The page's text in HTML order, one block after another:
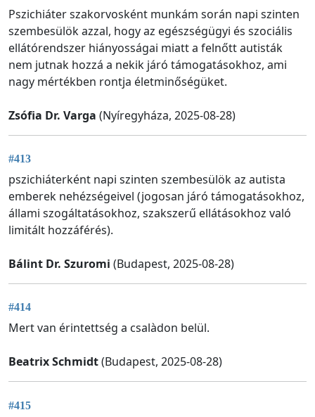
Pszichiáter szakorvosként munkám során napi szinten
szembesülök azzal, hogy az egészségügyi és szociális
ellátórendszer hiányosságai miatt a felnőtt autisták
nem jutnak hozzá a nekik járó támogatásokhoz, ami
nagy mértékben rontja életminőségüket.
Zsófia Dr. Varga (Nyíregyháza, 2025-08-28)
#413
pszichiáterként napi szinten szembesülök az autista
emberek nehézségeivel (jogosan járó támogatásokhoz,
állami szogáltatásokhoz, szakszerű ellátásokhoz való
limitált hozzáférés).
Bálint Dr. Szuromi (Budapest, 2025-08-28)
#414
Mert van érintettség a csalàdon belül.
Beatrix Schmidt(Budapest, 2025-08-28)
#415